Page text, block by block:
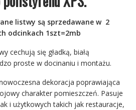
listwy są sprzedawane w 2
odcinkach 1szt=2mb
cechują się gładką, białą
proste w docinaniu i montażu.
dekoracja poprawiająca
charakter pomieszczeń. Pasuje
i użytkowych takich jak restauracje,